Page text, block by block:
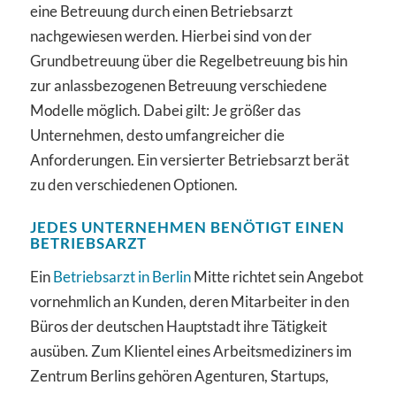
eine Betreuung durch einen Betriebsarzt
nachgewiesen werden. Hierbei sind von der
Grundbetreuung über die Regelbetreuung bis hin
zur anlassbezogenen Betreuung verschiedene
Modelle möglich. Dabei gilt: Je größer das
Unternehmen, desto umfangreicher die
Anforderungen. Ein versierter Betriebsarzt berät
zu den verschiedenen Optionen.
JEDES UNTERNEHMEN BENÖTIGT EINEN
BETRIEBSARZT
EinBetriebsarzt in BerlinMitte richtet sein Angebot
vornehmlich an Kunden, deren Mitarbeiter in den
Büros der deutschen Hauptstadt ihre Tätigkeit
ausüben. Zum Klientel eines Arbeitsmediziners im
Zentrum Berlins gehören Agenturen, Startups,